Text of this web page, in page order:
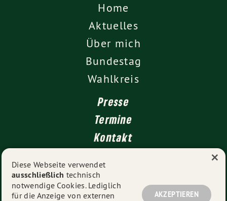
Home
Aktuelles
Über mich
Bundestag
Wahlkreis
Presse
Termine
Kontakt
Impressum
Datenschutz
Diese Webseite verwendet
ausschließlich technisch
notwendige Cookies. Lediglich
für die Anzeige von externen
AKZEPTIEREN
×